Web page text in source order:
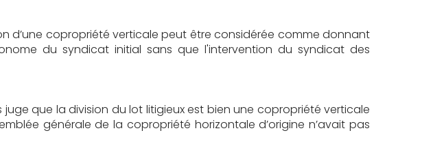
d’une copropriété verticale peut être considérée comme donnant
du syndicat initial sans que l'intervention du syndicat des
juge que la division du lot litigieux est bien une copropriété verticale
générale de la copropriété horizontale d’origine n’avait pas